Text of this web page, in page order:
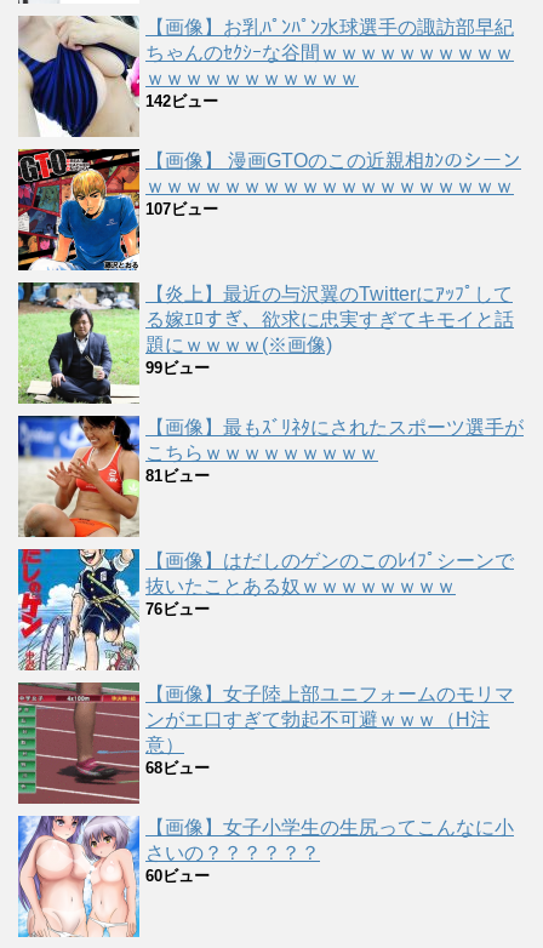
【画像】お乳ﾊﾟﾝﾊﾟﾝ水球選手の諏訪部早紀
ちゃんのｾｸｼｰな谷間ｗｗｗｗｗｗｗｗｗｗ
ｗｗｗｗｗｗｗｗｗｗｗ
142ビュー
【画像】 漫画GTOのこの近親相ｶﾝのシーン
ｗｗｗｗｗｗｗｗｗｗｗｗｗｗｗｗｗｗｗ
107ビュー
【炎上】最近の与沢翼のTwitterにｱｯﾌﾟして
る嫁ｴﾛすぎ、欲求に忠実すぎてキモイと話
題にｗｗｗｗ(※画像)
99ビュー
【画像】最もｽﾞﾘﾈﾀにされたスポーツ選手が
こちらｗｗｗｗｗｗｗｗｗ
81ビュー
【画像】はだしのゲンのこのﾚｲﾌﾟシーンで
抜いたことある奴ｗｗｗｗｗｗｗｗ
76ビュー
【画像】女子陸上部ユニフォームのモリマ
ンがエ口すぎて勃起不可避ｗｗｗ（H注
意）
68ビュー
【画像】女子小学生の生尻ってこんなに小
さいの？？？？？？
60ビュー